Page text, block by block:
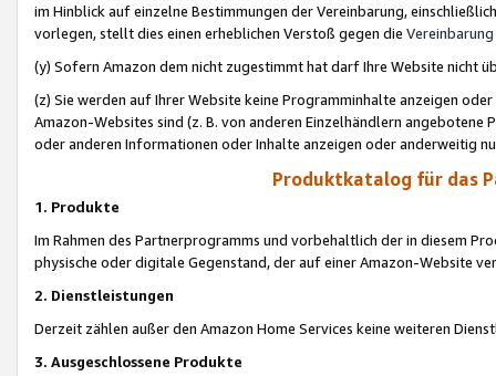
im Hinblick auf einzelne Bestimmungen der Vereinbarung,
vorlegen, stellt dies einen erheblichen Verstoß gegen die Vereinbarung
(y) Sofern Amazon dem nicht zugestimmt hat darf Ihre Website nicht
(z) Sie werden auf Ihrer Website keine Programminhalte anzeigen
Amazon-Websites sind (z. B. von anderen Einzelhändlern
oder anderen Informationen oder Inhalte anzeigen oder anderweitig
Produktkatalog für das
1. Produkte
Im Rahmen des Partnerprogramms und vorbehaltlich der in diesem
physische oder digitale Gegenstand, der auf einer Amazon-Website
2. Dienstleistungen
Derzeit zählen außer den Amazon Home Services keine weiteren
3. Ausgeschlossene Produkte